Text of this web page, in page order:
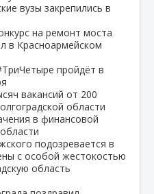
вузы закрепились в
на ремонт моста
в Красноармейском
пройдёт в
вакансий от 200
области
в финансовой
подозревается в
с особой жестокостью
область